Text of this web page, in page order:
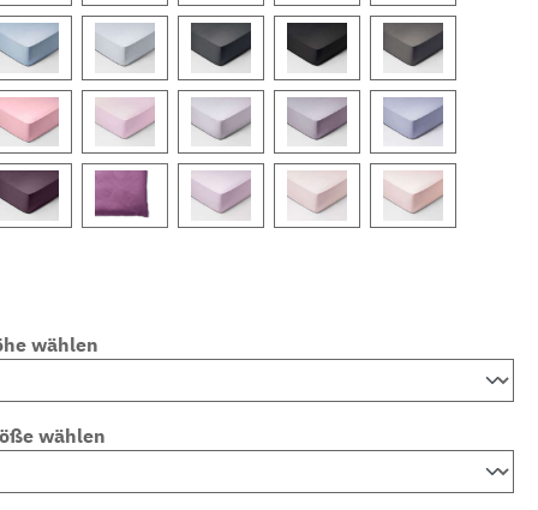
wählen
wählen